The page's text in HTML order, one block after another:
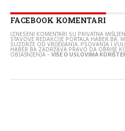
FACEBOOK KOMENTARI
IZNESENI KOMENTARI SU PRIVATNA
STAVOVE REDAKCIJE PORTALA HABER.BA.
SUZDRŽE OD VRIJEĐANJA, PSOVANJA I
HABER.BA ZADRŽAVA PRAVO DA OBRIŠE
OBJAŠNJENJA -VIŠE O USLOVIMA